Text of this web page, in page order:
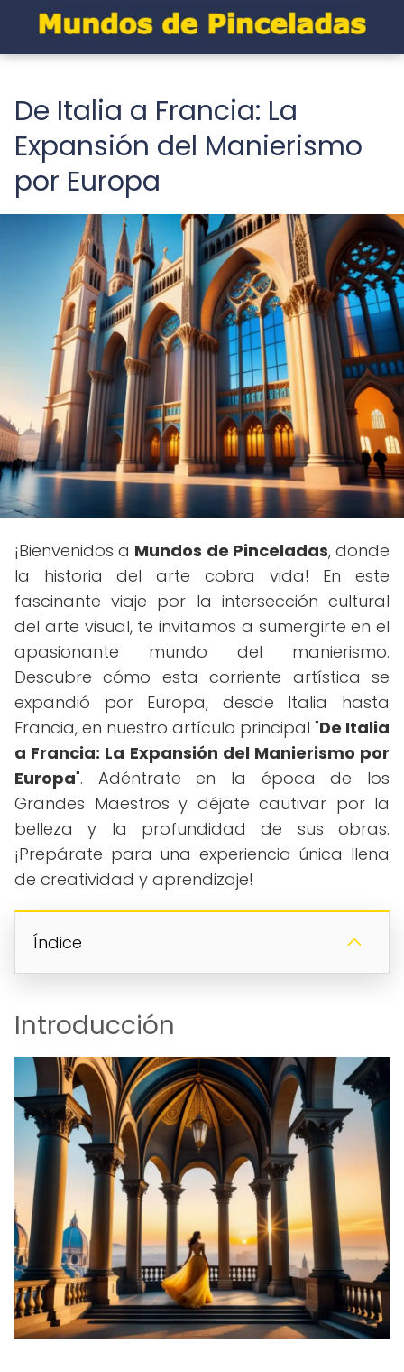
De Italia a Francia: La
Expansión del Manierismo
por Europa
¡Bienvenidos a Mundos de Pinceladas, donde
la historia del arte cobra vida! En este
fascinante viaje por la intersección cultural
del arte visual, te invitamos a sumergirte en el
apasionante mundo del manierismo.
Descubre cómo esta corriente artística se
expandió por Europa, desde Italia hasta
Francia, en nuestro artículo principal "De Italia
a Francia: La Expansión del Manierismo por
Europa". Adéntrate en la época de los
Grandes Maestros y déjate cautivar por la
belleza y la profundidad de sus obras.
¡Prepárate para una experiencia única llena
de creatividad y aprendizaje!
Índice
Introducción